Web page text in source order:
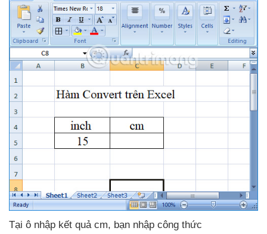
Tại ô nhập kết quả cm, bạn nhập công thức